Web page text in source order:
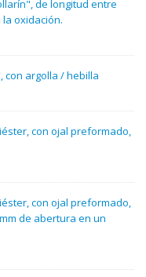
de longitud entre
la oxidación.
con argolla / hebilla
con ojal preformado,
con ojal preformado,
de abertura en un